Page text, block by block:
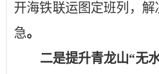
开海铁联运图定班列，
急。
二是提升青龙山“无